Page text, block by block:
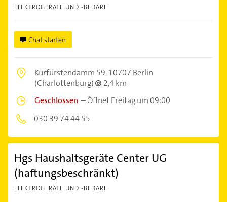
ELEKTROGERÄTE UND -BEDARF
Chat starten
Kurfürstendamm 59,10707 Berlin
(Charlottenburg)
2,4 km
Geschlossen –Öffnet Freitag um 09:00
030 39 74 44 55
Hgs Haushaltsgeräte Center UG
(haftungsbeschränkt)
ELEKTROGERÄTE UND -BEDARF